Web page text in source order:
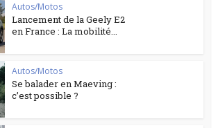
Autos/Motos
Lancement de la Geely E2
en France : La mobilité...
Autos/Motos
Se balader en Maeving :
c’est possible ?